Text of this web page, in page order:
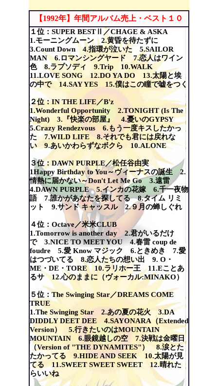
【1992年】年間アルバム売上・ベスト１０
１位：SUPER BESTⅡ／CHAGE & ASKA
1.モーニングムーン 2.黄昏を待たずに
3.Count Down 4.指環が泣いた 5.SAILOR
MAN 6.ロマンシングヤード 7.恋人はワイン
色 8.ラプソディ 9.Trip 10.WALK
11.LOVE SONG 12.DO YA DO 13.太陽と埃
の中で 14.SAY YES 15.僕はこの瞳で嘘をつく
２位：IN THE LIFE／B'z
1.Wonderful Opportunity 2.TONIGHT (Is The
Night) 3.『快楽の部屋』 4.憂いのGYPSY
5.Crazy Rendezvous 6.もう一度キスしたかっ
た 7.WILD LIFE 8.それでも君には戻れな
い 9.あいかわらずなボクら 10.ALONE
３位：DAWN PURPLE／松任谷由実
1Happy Birthday to You～ヴィーナスの誕生 2.
情熱に届かない～Don't Let Me Go 3.遠雷
4.DAWN PURPLE 5.インカの花嫁 6.千一夜物
語 7.誰かがあなたを探してる 8.タイム リミ
ット 9.サンド キャッスル 2.９月の蝉しぐれ
４位：Octave／米米CLUB
1.Tomorrow is another day 2.君がいるだけ
で 3.NICE TO MEET YOU 4.春雷 coup de
foudre 5.愛 Know マジック 6.ときめき 7.愛
はつづいてる 8.恋人たちの想い出 9. O・
ME・DE・TORE 10.ラリホー王 11.Eことあ
るサ 12.心のままに（ヴォーカル:MINAKO）
５位：The Swinging Star／DREAMS COME
TRUE
1.The Swinging Star 2.あの夏の花火 3.DA
DIDDLY DEET DEE 4.SAYONARA（Extended
Version） 5.行きたいのはMOUNTAIN
MOUNTAIN 6.眼鏡越しの空 7.決戦は金曜日
（Version of "THE DYNAMITES"） 8.涙とた
たかってる 9.HIDE AND SEEK 10.太陽が見
てる 11.SWEET SWEET SWEET 12.晴れた
らいいね